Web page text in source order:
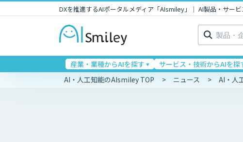
DXを推進するAIポータルメディア「AIsmiley」｜ AI製品・サー
検
索:
産業・業種からAIを探す サービス・技術からAIを探
AI・人工知能のAIsmiley TOP ニュース AI・人